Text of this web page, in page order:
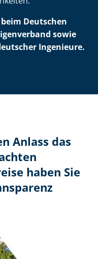
Deutschen
sowie
Ingenieure.
Anlass das
haben Sie